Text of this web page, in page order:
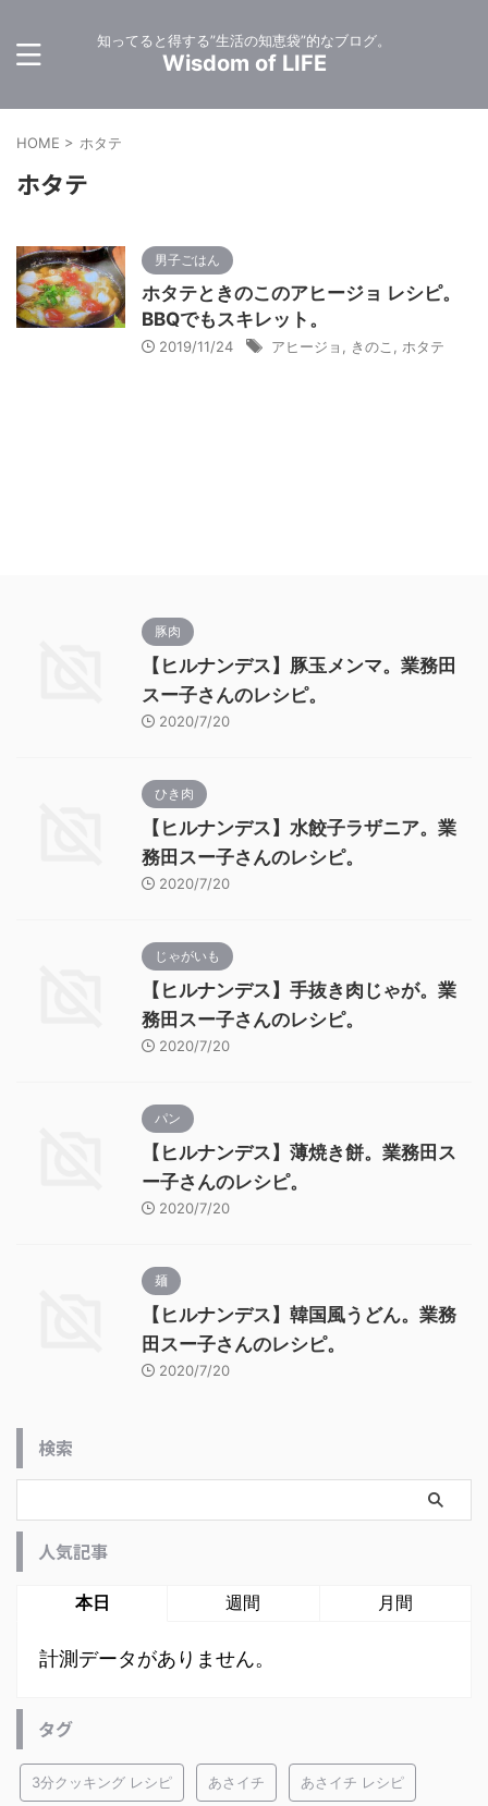
知ってると得する”生活の知恵袋”的なブログ。
Wisdom of LIFE
HOME > ホタテ
ホタテ
男子ごはん
ホタテときのこのアヒージョ レシピ。
BBQでもスキレット。
2019/11/24 アヒージョ きのこ ホタテ
豚肉
【ヒルナンデス】豚玉メンマ。業務田
スー子さんのレシピ。
2020/7/20
ひき肉
【ヒルナンデス】水餃子ラザニア。業
務田スー子さんのレシピ。
2020/7/20
じゃがいも
【ヒルナンデス】手抜き肉じゃが。業
務田スー子さんのレシピ。
2020/7/20
パン
【ヒルナンデス】薄焼き餅。業務田ス
ー子さんのレシピ。
2020/7/20
麺
【ヒルナンデス】韓国風うどん。業務
田スー子さんのレシピ。
2020/7/20
検索
人気記事
本日 週間 月間
計測データがありません。
タグ
3分クッキング レシピ あさイチ あさイチ レシピ